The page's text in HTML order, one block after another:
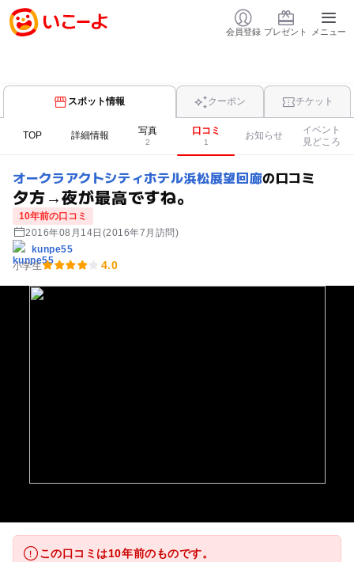
会員登録 プレゼント メニュー
スポット情報 クーポン チケット
TOP 詳細情報 写真
2
口コミ
1
お知らせ
イベント
見どころ
オークラアクトシティホテル浜松展望回廊の口コミ
夕方→夜が最高ですね。
10年前の口コミ
2016年08月14日 (2016年7月訪問)
kunpe55
小学生
4.0
この口コミは10年前のものです。